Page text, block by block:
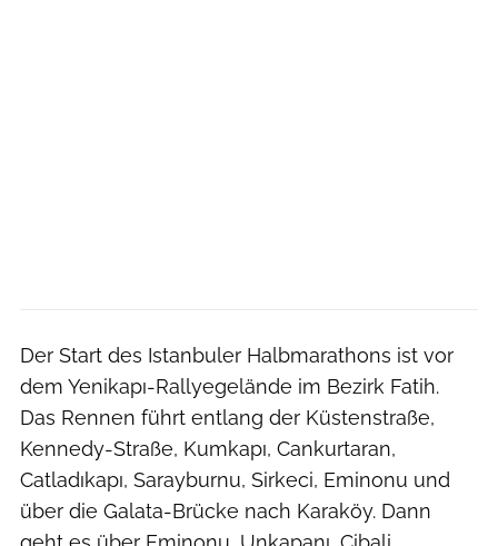
Der Start des Istanbuler Halbmarathons ist vor
dem Yenikapı-Rallyegelände im Bezirk Fatih.
Das Rennen führt entlang der Küstenstraße,
Kennedy-Straße, Kumkapı, Cankurtaran,
Catladıkapı, Sarayburnu, Sirkeci, Eminonu und
über die Galata-Brücke nach Karaköy. Dann